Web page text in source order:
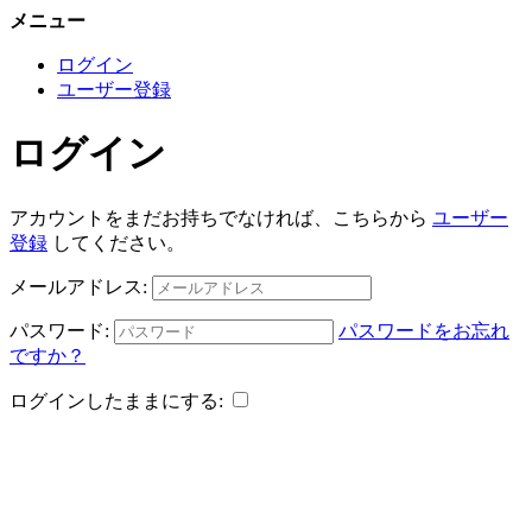
メニュー
ログイン
ユーザー登録
ログイン
アカウントをまだお持ちでなければ、こちらから ユーザー
登録 してください。
メールアドレス:
パスワード:
パスワードをお忘れ
ですか？
ログインしたままにする: